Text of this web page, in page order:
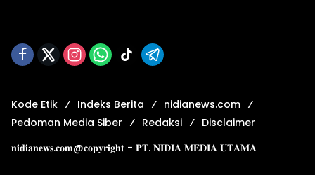
Kode Etik Indeks Berita
nidianews.com
Pedoman Media Siber
Redaksi
Disclaimer
𝐧𝐢𝐝𝐢𝐚𝐧𝐞𝐰𝐬.𝐜𝐨𝐦@𝐜𝐨𝐩𝐲𝐫𝐢𝐠𝐡𝐭 - 𝐏𝐓. 𝐍𝐈𝐃𝐈𝐀 𝐌𝐄𝐃𝐈𝐀 𝐔𝐓𝐀𝐌𝐀